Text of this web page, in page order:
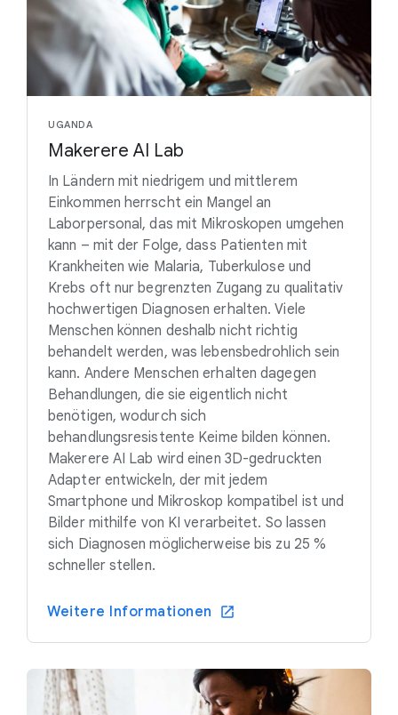
UGANDA
Makerere AI Lab
In Ländern mit niedrigem und mittlerem
Einkommen herrscht ein Mangel an
Laborpersonal, das mit Mikroskopen umgehen
kann – mit der Folge, dass Patienten mit
Krankheiten wie Malaria, Tuberkulose und
Krebs oft nur begrenzten Zugang zu qualitativ
hochwertigen Diagnosen erhalten. Viele
Menschen können deshalb nicht richtig
behandelt werden, was lebensbedrohlich sein
kann. Andere Menschen erhalten dagegen
Behandlungen, die sie eigentlich nicht
benötigen, wodurch sich
behandlungsresistente Keime bilden können.
Makerere AI Lab wird einen 3D-gedruckten
Adapter entwickeln, der mit jedem
Smartphone und Mikroskop kompatibel ist und
Bilder mithilfe von KI verarbeitet. So lassen
sich Diagnosen möglicherweise bis zu 25 %
schneller stellen.
Weitere Informationen